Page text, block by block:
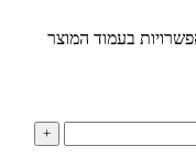
בעמוד המוצר